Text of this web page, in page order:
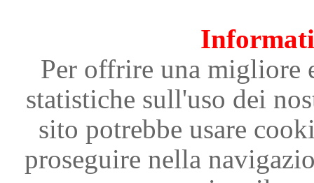
Per offrire una migliore
statistiche sull'uso dei
sito potrebbe usare
proseguire nella